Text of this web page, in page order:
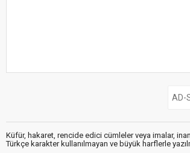
Küfür, hakaret, rencide edici cümleler veya imalar,
Türkçe karakter kullanılmayan ve büyük harflerle